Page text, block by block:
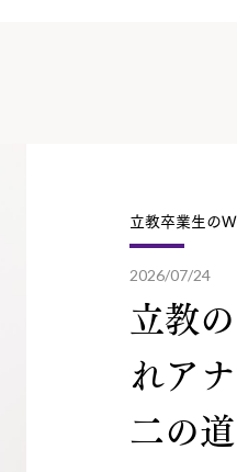
立教卒業生の
2026/07/24
立教
れア
二の